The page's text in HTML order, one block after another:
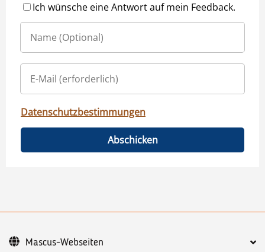
Ich wünsche eine Antwort auf mein Feedback.
Datenschutzbestimmungen
Abschicken
Mascus-Webseiten